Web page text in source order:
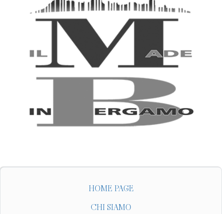
HOME PAGE
CHI SIAMO